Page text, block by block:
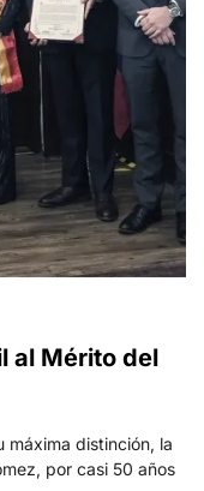
al Mérito del
máxima distinción, la
por casi 50 años